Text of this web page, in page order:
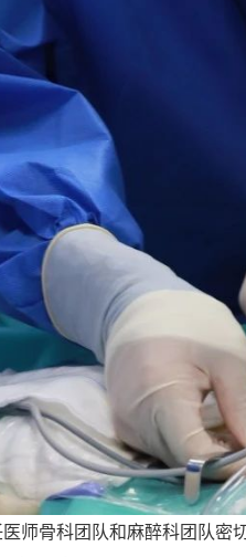
骨科团队和麻醉科团队密